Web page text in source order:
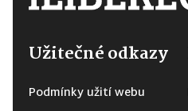
Užitečné odkazy
Podmínky užití webu